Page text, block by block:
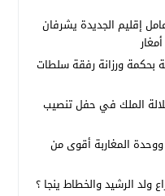
إقليم الجديدة يشرفان
بحكمة ورزانة رفقة سلطات
الملك في حفل تنصيب
المغاربة أقوى من
الرشيد والخطاط ينجا ؟